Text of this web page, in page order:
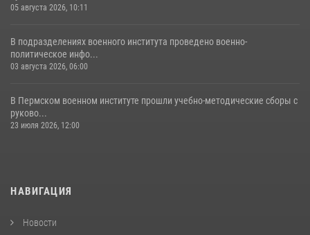
05 августа 2026, 10:11
В подразделениях военного института проведено военно-
политическое инфо...
03 августа 2026, 06:00
В Пермском военном институте прошли учебно-методические сборы с
руково...
23 июля 2026, 12:00
НАВИГАЦИЯ
Новости